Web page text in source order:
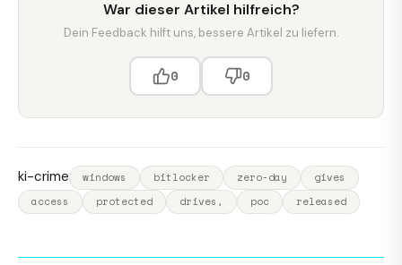
War dieser Artikel hilfreich?
Dein Feedback hilft uns, bessere Artikel zu liefern.
0 0
ki-crime windows bitlocker zero-day
gives
access
protected drives, poc released